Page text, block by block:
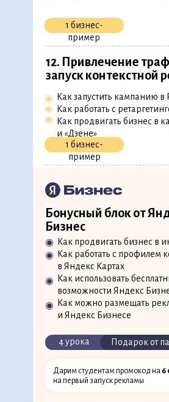
12. Привлечение
запуск контекстной
Как запустить кампанию в
Как работать с
Как продвигать бизнес в
и «Дзене»
◉
◉
◉
1 бизнес-
пример
1 бизнес-
пример
Дарим студентам промокод на 6
на первый запуск рекламы
Как продвигать бизнес в
Как работать с профилем
в Яндекс Картах
Как использовать
возможности Яндекс
Как можно размещать
и Яндекс Бизнесе
◉
Бонусный блок от
Бизнес
◉
◉
◉
4 урока Подарок от
создание
Как создать хороший сайт
Как сделать дизайн сайта
Как создать прототип
Как управлять вниманием
пользователя
3 тренажера
◉
◉
◉
12. Привлечение
запуск контекстной
Как запустить кампанию
Как работать с
Как продвигать бизнес в
и «Дзене»
◉
◉
◉
1 бизнес-кейс
11. Привлечение
запуск
Как составить портрет
Как настроить
рекламу на разных
Как работать с Яндекс
1 бизнес-кейс
◉
◉